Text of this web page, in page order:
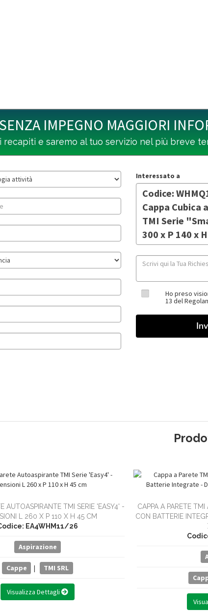
IMPEGNO MAGGIORI
recapiti e saremo al tuo servizio nel più breve
Interessato a
Ho preso
13 del
AUTOASPIRANTE TMI SERIE 'EASY4' -
L 260 X P 110 X H 45 CM
EA4WHM11/26
Aspirazione
Cappe | TMI SRL
Visualizza Dettagli
CAPPA A PARETE
CON BATTERIE